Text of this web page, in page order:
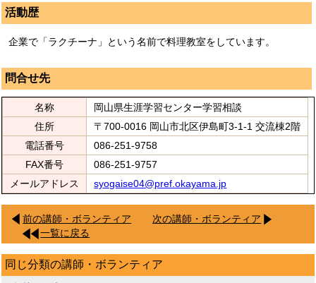
活動歴
企業で「ラクチーナ」という名前で料理教室をしています。
問合せ先
名称
岡山県生涯学習センター学習相談
住所
〒700-0016 岡山市北区伊島町3-1-1 交流棟2階
電話番号
086-251-9758
FAX番号
086-251-9757
メールアドレス
syogaise04@pref.okayama.jp
前の講師・ボランティア
次の講師・ボランティア
一覧に戻る
同じ分類の講師・ボランティア